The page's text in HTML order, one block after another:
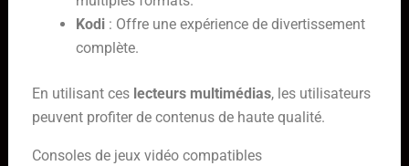
Kodi: Offre une expérience de divertissement
complète.
En utilisant ces lecteurs multimédias, les utilisateurs
peuvent profiter de contenus de haute qualité.
Consoles de jeux vidéo compatibles